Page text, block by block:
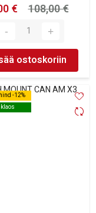
€
108,00 €
ostoskoriin
-12%
-12%